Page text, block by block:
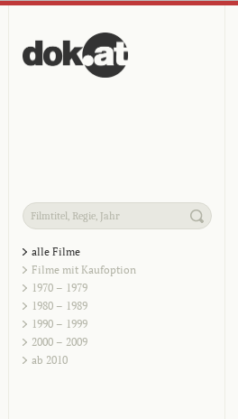
alle Filme
Filme mit Kaufoption
1970 – 1979
1980 – 1989
1990 – 1999
2000 – 2009
ab 2010